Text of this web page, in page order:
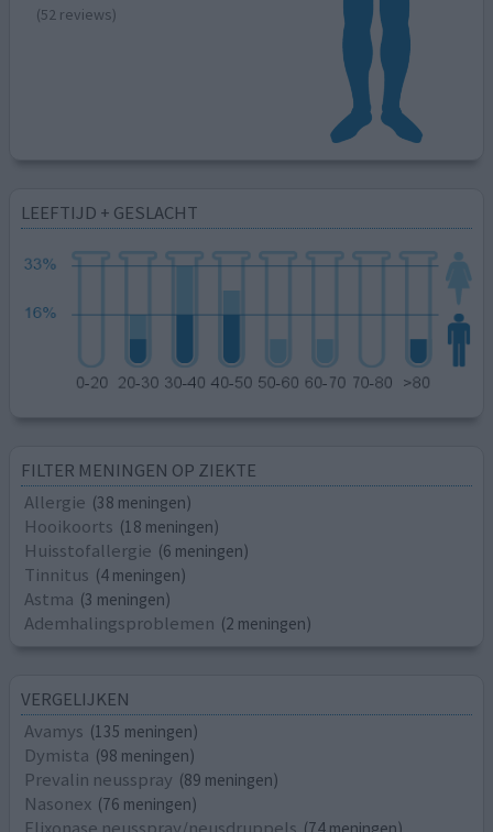
(52 reviews)
LEEFTIJD + GESLACHT
FILTER MENINGEN OP ZIEKTE
Allergie (38 meningen)
Hooikoorts (18 meningen)
Huisstofallergie (6 meningen)
Tinnitus (4 meningen)
Astma (3 meningen)
Ademhalingsproblemen (2 meningen)
VERGELIJKEN
Avamys (135 meningen)
Dymista (98 meningen)
Prevalin neusspray (89 meningen)
Nasonex (76 meningen)